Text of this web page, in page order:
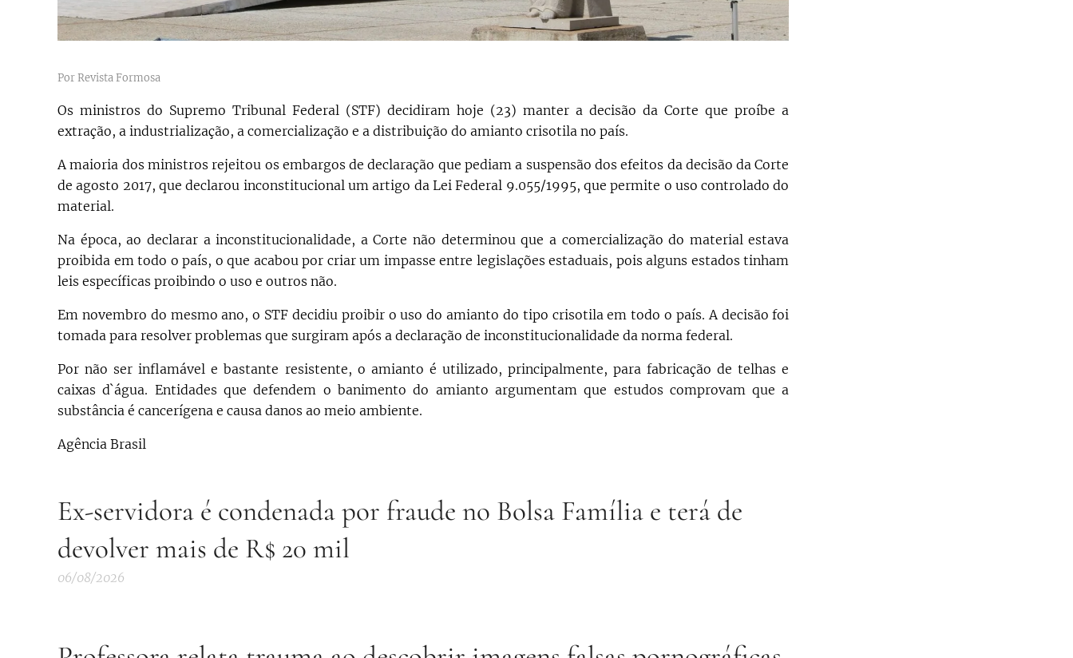
Por Revista Formosa
Os ministros do Supremo Tribunal Federal (STF) decidiram hoje (23) manter a decisão da Corte que proíbe a
extração, a industrialização, a comercialização e a distribuição do amianto crisotila no país.
A maioria dos ministros rejeitou os embargos de declaração que pediam a suspensão dos efeitos da decisão da Corte
de agosto 2017, que declarou inconstitucional um artigo da Lei Federal 9.055/1995, que permite o uso controlado do
material.
Na época, ao declarar a inconstitucionalidade, a Corte não determinou que a comercialização do material estava
proibida em todo o país, o que acabou por criar um impasse entre legislações estaduais, pois alguns estados tinham
leis específicas proibindo o uso e outros não.
Em novembro do mesmo ano, o STF decidiu proibir o uso do amianto do tipo crisotila em todo o país. A decisão foi
tomada para resolver problemas que surgiram após a declaração de inconstitucionalidade da norma federal.
Por não ser inflamável e bastante resistente, o amianto é utilizado, principalmente, para fabricação de telhas e
caixas d`água. Entidades que defendem o banimento do amianto argumentam que estudos comprovam que a
substância é cancerígena e causa danos ao meio ambiente.
Agência Brasil
Ex-servidora é condenada por fraude no Bolsa Família e terá de
devolver mais de R$ 20 mil
06/08/2026